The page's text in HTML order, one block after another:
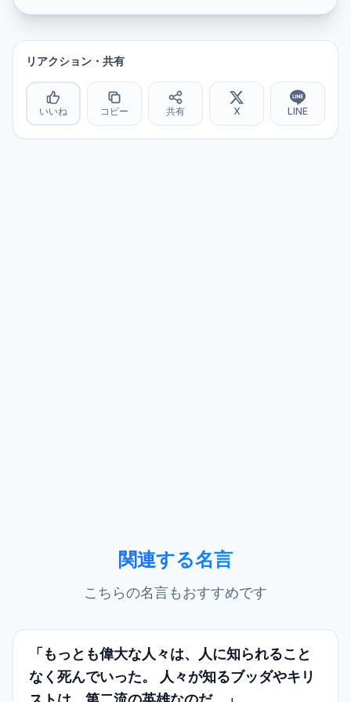
リアクション・共有
いいね コピー 共有 X LINE
関連する名言
こちらの名言もおすすめです
「もっとも偉大な人々は、人に知られること
なく死んでいった。 人々が知るブッダやキリ